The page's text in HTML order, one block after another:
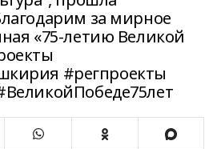
за мирное
«75-летию Великой
#регпроекты